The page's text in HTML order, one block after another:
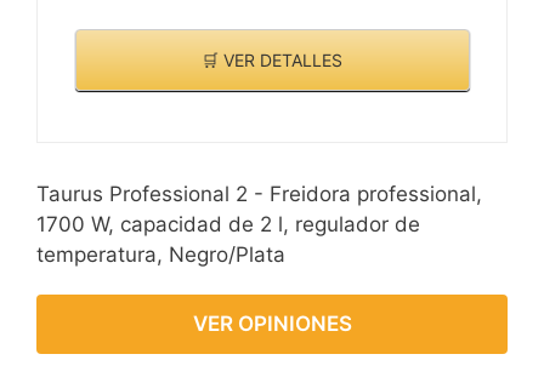
🛒 VER DETALLES
Taurus Professional 2 - Freidora professional,
1700 W, capacidad de 2 l, regulador de
temperatura, Negro/Plata
VER OPINIONES